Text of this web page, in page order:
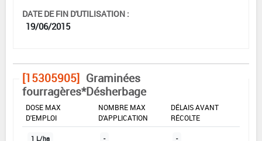
DATE DE FIN D'UTILISATION :
19/06/2015
[15305905] Graminées
fourragères*Désherbage
DOSE MAX
D'EMPLOI
NOMBRE MAX
D'APPLICATION
DÉLAIS AVANT
RÉCOLTE
1 L/ha - -